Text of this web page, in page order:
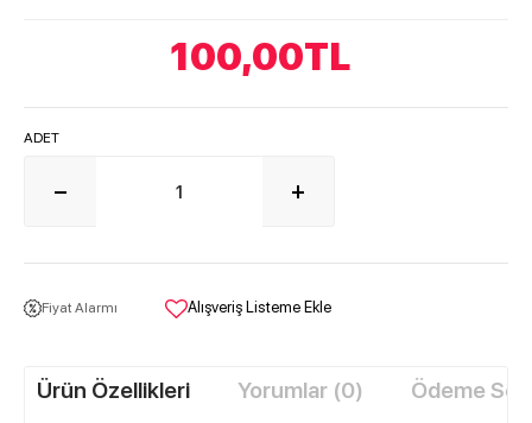
100,00TL
ADET
Fiyat Alarmı Alışveriş Listeme Ekle
Ürün Özellikleri Yorumlar (0) Ödeme